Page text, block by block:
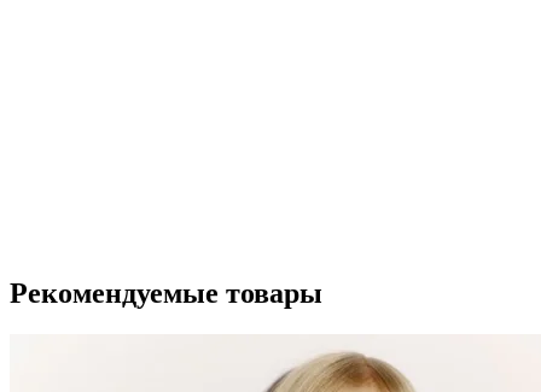
Рекомендуемые товары